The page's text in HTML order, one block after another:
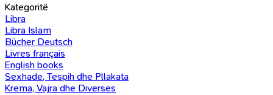
Kategoritë
Libra
Libra Islam
Bücher Deutsch
Livres français
English books
Sexhade, Tespih dhe Pllakata
Krema, Vajra dhe Diverses